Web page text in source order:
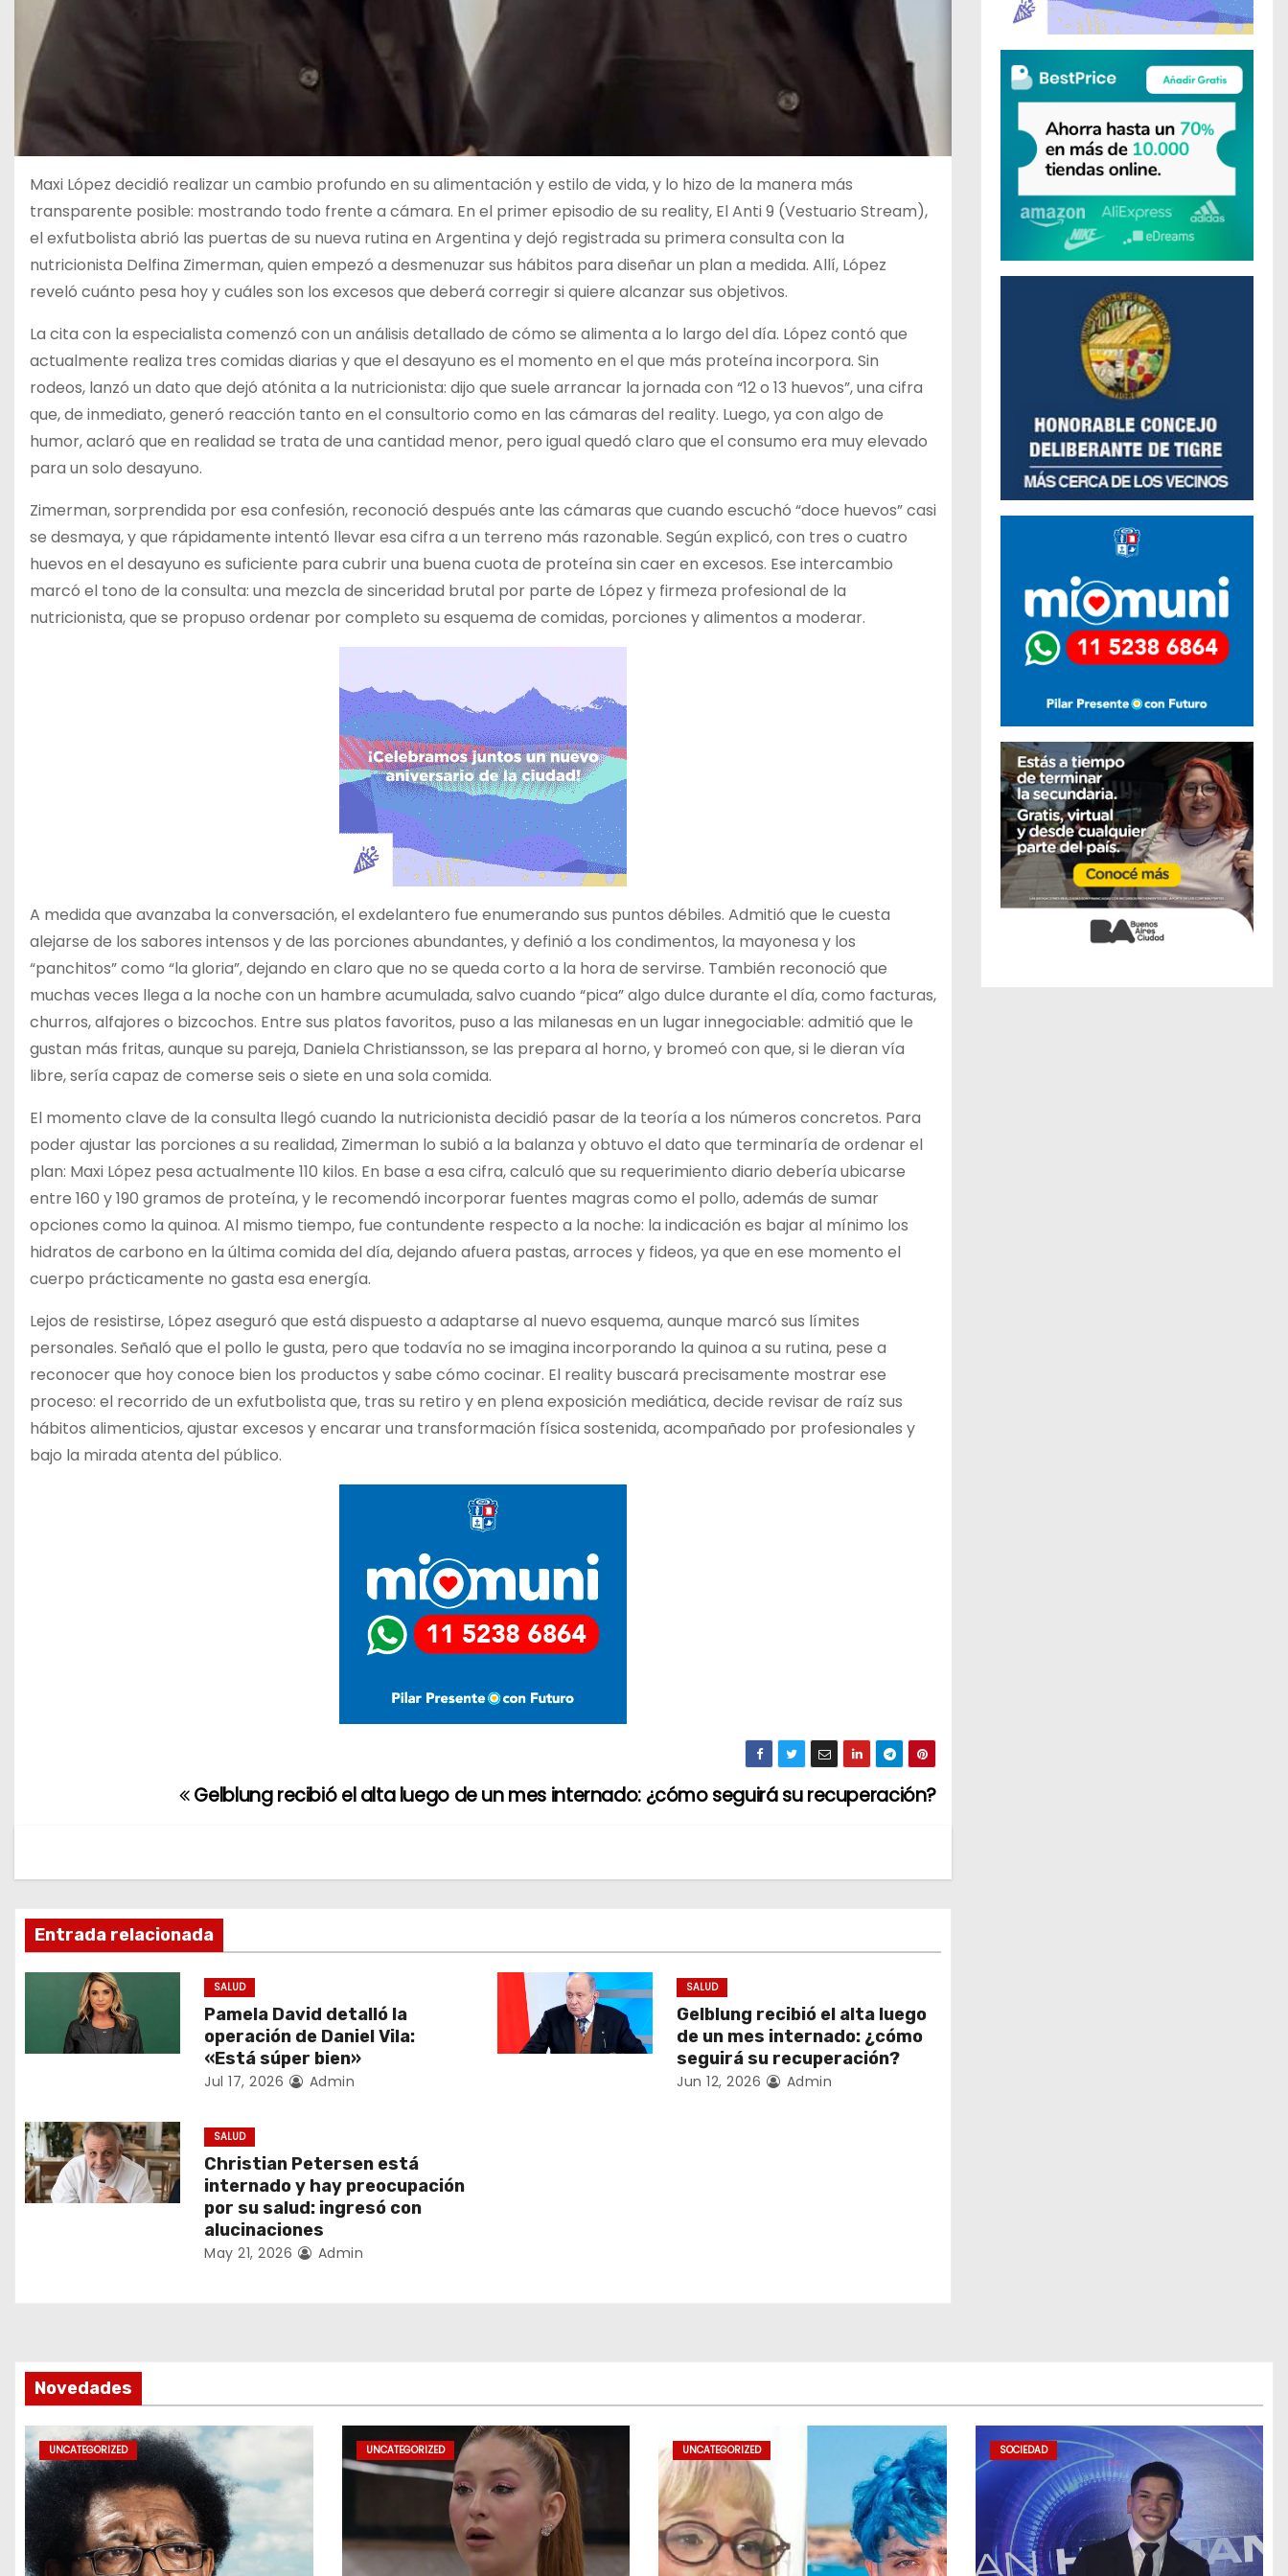
Maxi López decidió realizar un cambio profundo en su alimentación y estilo de vida, y lo hizo de la manera más
transparente posible: mostrando todo frente a cámara. En el primer episodio de su reality, El Anti 9 (Vestuario Stream),
el exfutbolista abrió las puertas de su nueva rutina en Argentina y dejó registrada su primera consulta con la
nutricionista Delfina Zimerman, quien empezó a desmenuzar sus hábitos para diseñar un plan a medida. Allí, López
reveló cuánto pesa hoy y cuáles son los excesos que deberá corregir si quiere alcanzar sus objetivos.
La cita con la especialista comenzó con un análisis detallado de cómo se alimenta a lo largo del día. López contó que
actualmente realiza tres comidas diarias y que el desayuno es el momento en el que más proteína incorpora. Sin
rodeos, lanzó un dato que dejó atónita a la nutricionista: dijo que suele arrancar la jornada con “12 o 13 huevos”, una cifra
que, de inmediato, generó reacción tanto en el consultorio como en las cámaras del reality. Luego, ya con algo de
humor, aclaró que en realidad se trata de una cantidad menor, pero igual quedó claro que el consumo era muy elevado
para un solo desayuno.
Zimerman, sorprendida por esa confesión, reconoció después ante las cámaras que cuando escuchó “doce huevos” casi
se desmaya, y que rápidamente intentó llevar esa cifra a un terreno más razonable. Según explicó, con tres o cuatro
huevos en el desayuno es suficiente para cubrir una buena cuota de proteína sin caer en excesos. Ese intercambio
marcó el tono de la consulta: una mezcla de sinceridad brutal por parte de López y firmeza profesional de la
nutricionista, que se propuso ordenar por completo su esquema de comidas, porciones y alimentos a moderar.
A medida que avanzaba la conversación, el exdelantero fue enumerando sus puntos débiles. Admitió que le cuesta
alejarse de los sabores intensos y de las porciones abundantes, y definió a los condimentos, la mayonesa y los
“panchitos” como “la gloria”, dejando en claro que no se queda corto a la hora de servirse. También reconoció que
muchas veces llega a la noche con un hambre acumulada, salvo cuando “pica” algo dulce durante el día, como facturas,
churros, alfajores o bizcochos. Entre sus platos favoritos, puso a las milanesas en un lugar innegociable: admitió que le
gustan más fritas, aunque su pareja, Daniela Christiansson, se las prepara al horno, y bromeó con que, si le dieran vía
libre, sería capaz de comerse seis o siete en una sola comida.
El momento clave de la consulta llegó cuando la nutricionista decidió pasar de la teoría a los números concretos. Para
poder ajustar las porciones a su realidad, Zimerman lo subió a la balanza y obtuvo el dato que terminaría de ordenar el
plan: Maxi López pesa actualmente 110 kilos. En base a esa cifra, calculó que su requerimiento diario debería ubicarse
entre 160 y 190 gramos de proteína, y le recomendó incorporar fuentes magras como el pollo, además de sumar
opciones como la quinoa. Al mismo tiempo, fue contundente respecto a la noche: la indicación es bajar al mínimo los
hidratos de carbono en la última comida del día, dejando afuera pastas, arroces y fideos, ya que en ese momento el
cuerpo prácticamente no gasta esa energía.
Lejos de resistirse, López aseguró que está dispuesto a adaptarse al nuevo esquema, aunque marcó sus límites
personales. Señaló que el pollo le gusta, pero que todavía no se imagina incorporando la quinoa a su rutina, pese a
reconocer que hoy conoce bien los productos y sabe cómo cocinar. El reality buscará precisamente mostrar ese
proceso: el recorrido de un exfutbolista que, tras su retiro y en plena exposición mediática, decide revisar de raíz sus
hábitos alimenticios, ajustar excesos y encarar una transformación física sostenida, acompañado por profesionales y
bajo la mirada atenta del público.
v
e
g
c
ó
n
d
t
r
a
d
a
s
Gelblung recibió el alta luego de un mes internado: ¿cómo seguirá su recuperación?
Entrada relacionada
SALUD
Pamela David detalló la
operación de Daniel Vila:
«Está súper bien»
Jul 17, 2026 Admin
SALUD
Gelblung recibió el alta luego
de un mes internado: ¿cómo
seguirá su recuperación?
Jun 12, 2026 Admin
SALUD
Christian Petersen está
internado y hay preocupación
por su salud: ingresó con
alucinaciones
May 21, 2026 Admin
Novedades
UNCATEGORIZED UNCATEGORIZED UNCATEGORIZED SOCIEDAD